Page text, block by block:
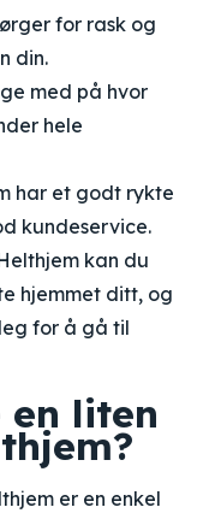
for rask og
din.
med på hvor
hele
har et godt rykte
kundeservice.
kan du
hjemmet ditt, og
for å gå til
en liten
er en enkel